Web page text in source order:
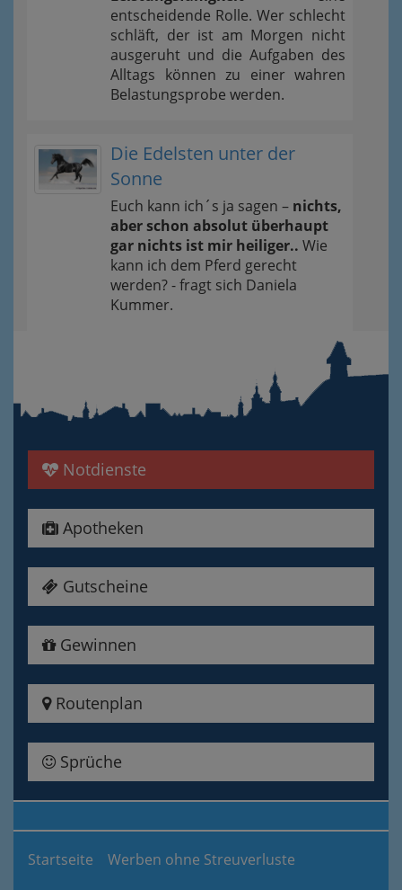
entscheidende Rolle. Wer schlecht
schläft, der ist am Morgen nicht
ausgeruht und die Aufgaben des
Alltags können zu einer wahren
Belastungsprobe werden.
Die Edelsten unter der
Sonne
Euch kann ich´s ja sagen – nichts,
aber schon absolut überhaupt
gar nichts ist mir heiliger.. Wie
kann ich dem Pferd gerecht
werden? - fragt sich Daniela
Kummer.
Notdienste
Apotheken
Gutscheine
Gewinnen
Routenplan
Sprüche
Startseite Werben ohne Streuverluste